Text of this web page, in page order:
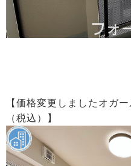
【価格変更しましたオガ
（税込）】